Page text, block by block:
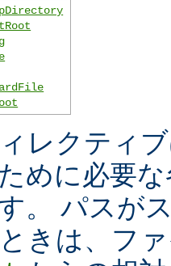
レクティ
めに必要
。 パスが
きは、フ